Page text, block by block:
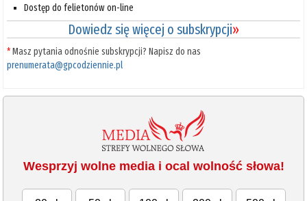
Dostęp do felietonów on-line
Dowiedz się więcej o subskrypcji»
*Masz pytania odnośnie subskrypcji? Napisz do nas
prenumerata@gpcodziennie.pl
Wesprzyj wolne media i ocal wolność słowa!